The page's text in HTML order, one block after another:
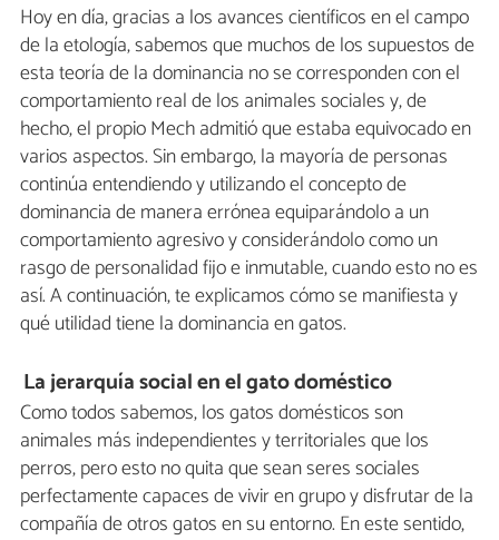
Hoy en día, gracias a los avances científicos en el campo
de la etología, sabemos que muchos de los supuestos de
esta teoría de la dominancia no se corresponden con el
comportamiento real de los animales sociales y, de
hecho, el propio Mech admitió que estaba equivocado en
varios aspectos. Sin embargo, la mayoría de personas
continúa entendiendo y utilizando el concepto de
dominancia de manera errónea equiparándolo a un
comportamiento agresivo y considerándolo como un
rasgo de personalidad fijo e inmutable, cuando esto no es
así. A continuación, te explicamos cómo se manifiesta y
qué utilidad tiene la dominancia en gatos.
La jerarquía social en el gato doméstico
Como todos sabemos, los gatos domésticos son
animales más independientes y territoriales que los
perros, pero esto no quita que sean seres sociales
perfectamente capaces de vivir en grupo y disfrutar de la
compañía de otros gatos en su entorno. En este sentido,